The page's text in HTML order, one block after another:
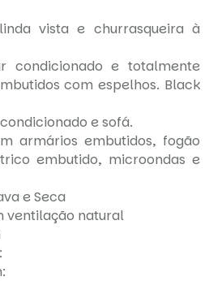
vista e churrasqueira à
condicionado e totalmente
com espelhos. Black
e sofá.
armários embutidos, fogão
embutido, microondas e
e Seca
ventilação natural